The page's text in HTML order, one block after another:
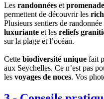
Les randonnées et
permettent de découvrir les
Plusieurs sentiers de
luxuriante et les reliefs
sur la plage et l’océan.
Cette biodiversité unique fait
aux Seychelles. Ce n’est pas
les voyages de noces. Vos